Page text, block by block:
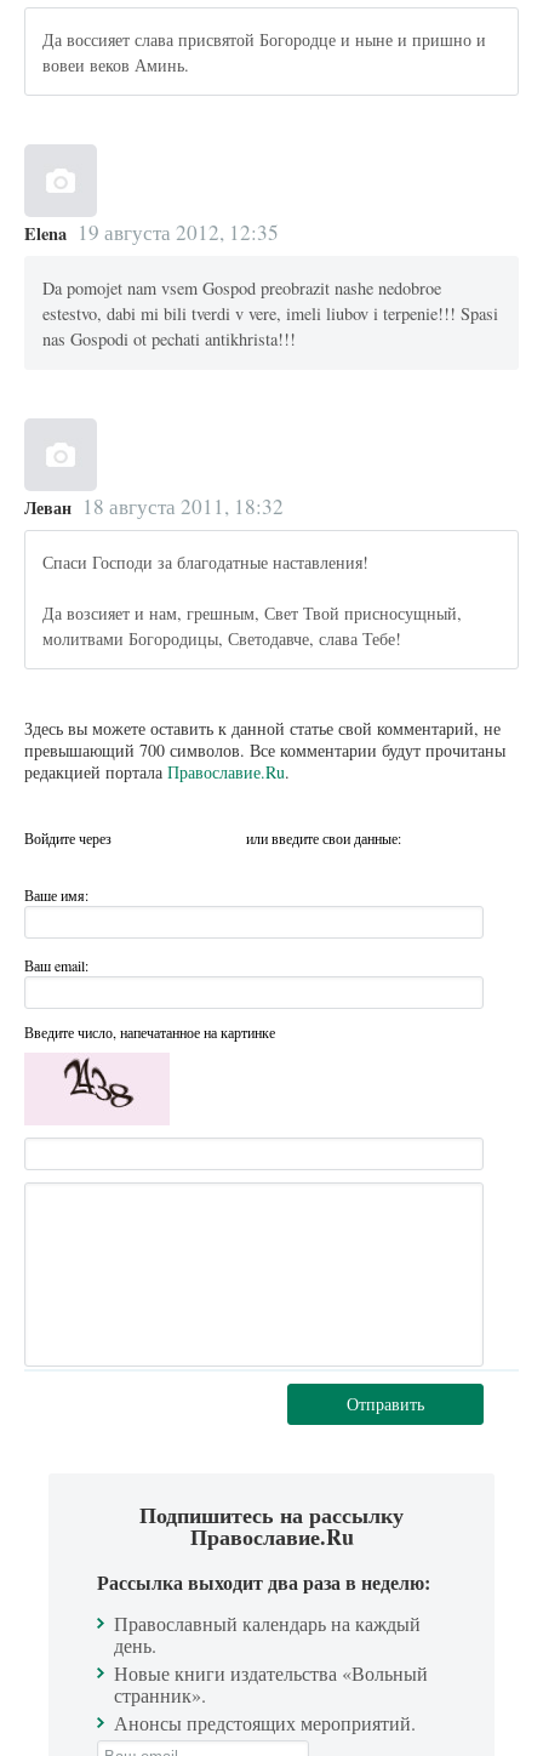
Да воссияет слава присвятой Богородце и ныне и пришно и
вовеи веков Аминь.
Elena 19 августа 2012, 12:35
Da pomojet nam vsem Gospod preobrazit nashe nedobroe
estestvo, dabi mi bili tverdi v vere, imeli liubov i terpenie!!! Spasi
nas Gospodi ot pechati antikhrista!!!
Леван 18 августа 2011, 18:32
Спаси Господи за благодатные наставления!
Да возсияет и нам, грешным, Свет Твой присносущный,
молитвами Богородицы, Светодавче, слава Тебе!
Здесь вы можете оставить к данной статье свой комментарий, не
превышающий 700 символов. Все комментарии будут прочитаны
редакцией портала Православие.Ru.
Войдите через или введите свои данные:
Ваше имя:
Ваш email:
Введите число, напечатанное на картинке
Отправить
Подпишитесь на рассылку
Православие.Ru
Рассылка выходит два раза в неделю:
Православный календарь на каждый
день.
Новые книги издательства «Вольный
странник».
Анонсы предстоящих мероприятий.